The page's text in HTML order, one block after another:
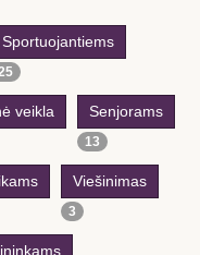
Sportuojantiems
veikla Senjorams
13
Viešinimas
3